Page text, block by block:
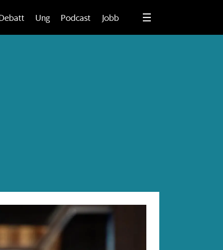
Ung Podcast Jobb